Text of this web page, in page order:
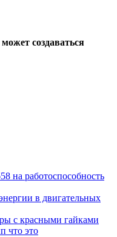
создаваться
на работоспособность
в двигательных
с красными гайками
что это